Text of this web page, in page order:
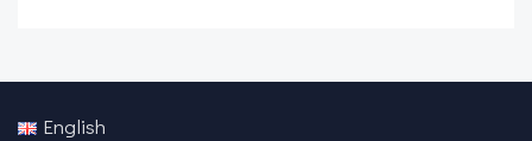
English